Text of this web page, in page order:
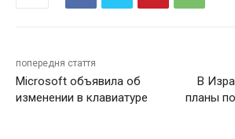
попередня стаття
Microsoft объявила об
изменении в клавиатуре
В
планы